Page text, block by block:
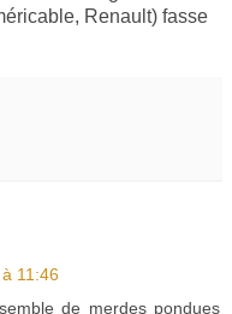
Renault) fasse
11:46
de merdes pondues